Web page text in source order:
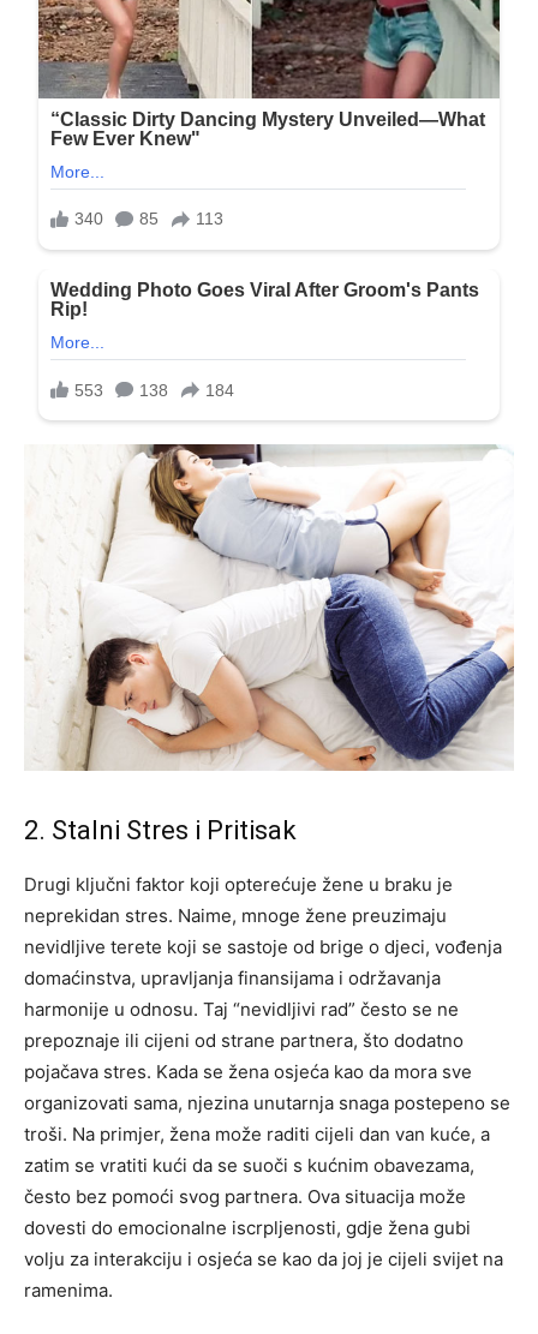
2. Stalni Stres i Pritisak
Drugi ključni faktor koji opterećuje žene u braku je
neprekidan stres. Naime, mnoge žene preuzimaju
nevidljive terete koji se sastoje od brige o djeci, vođenja
domaćinstva, upravljanja finansijama i održavanja
harmonije u odnosu. Taj “nevidljivi rad” često se ne
prepoznaje ili cijeni od strane partnera, što dodatno
pojačava stres. Kada se žena osjeća kao da mora sve
organizovati sama, njezina unutarnja snaga postepeno se
troši. Na primjer, žena može raditi cijeli dan van kuće, a
zatim se vratiti kući da se suoči s kućnim obavezama,
često bez pomoći svog partnera. Ova situacija može
dovesti do emocionalne iscrpljenosti, gdje žena gubi
volju za interakciju i osjeća se kao da joj je cijeli svijet na
ramenima.